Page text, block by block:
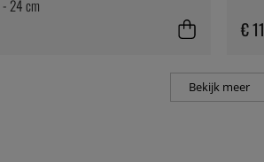
- 24 cm
€ 11
Bekijk meer